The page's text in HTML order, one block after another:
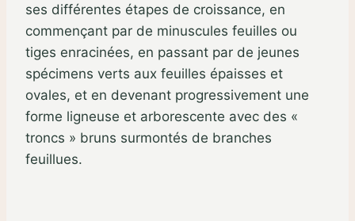
ses différentes étapes de croissance, en
commençant par de minuscules feuilles ou
tiges enracinées, en passant par de jeunes
spécimens verts aux feuilles épaisses et
ovales, et en devenant progressivement une
forme ligneuse et arborescente avec des «
troncs » bruns surmontés de branches
feuillues.